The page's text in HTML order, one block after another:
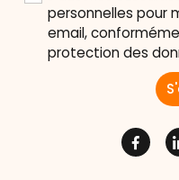
personnelles pour
email,
protection des